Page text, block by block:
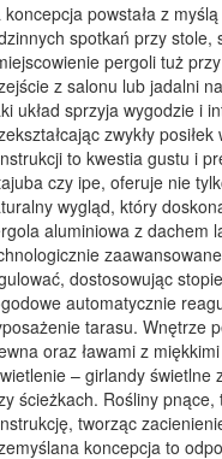
koncepcja powstała z
spotkań przy stole,
pergoli tuż
z salonu lub jadalni
układ sprzyja wygodzie i
zwykły
to kwestia gustu i
czy ipe, oferuje nie
wygląd, który
aluminiowa z dachem
dostosowując
automatycznie
tarasu. Wnętrze
oraz ławami z
– girlandy świetlne
ścieżkach. Rośliny
tworząc
koncepcja to